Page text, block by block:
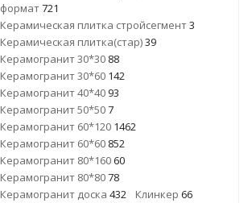
формат721
Керамическая плитка стройсегмент3
Керамическая плитка(стар)39
Керамогранит 30*30 88
Керамогранит 30*60 142
Керамогранит 40*40 93
Керамогранит 50*507
Керамогранит 60*120 1462
Керамогранит 60*60 852
Керамогранит 80*160 60
Керамогранит 80*8078
Керамогранит доска 432 Клинкер 66